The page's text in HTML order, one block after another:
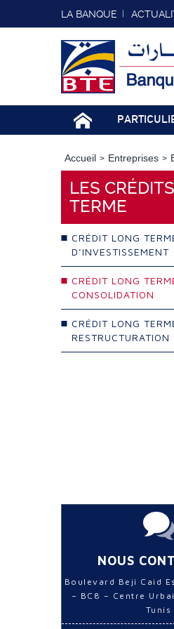
LA BANQUE
Accueil Entreprises
LES
TERME
CRÉDIT LONG
D’INVESTISSEMENT
CRÉDIT LONG
CONSOLIDATION
CRÉDIT LONG
RESTRUCTURATION
NOUS
Boulevard Beji Caid
– BC8 – Centre
Tunis